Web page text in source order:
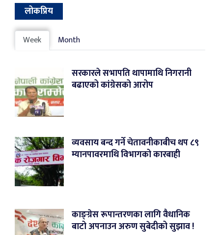
लोकप्रिय
Week Month
सरकारले सभापति थापामाथि निगरानी
बढाएको कांग्रेसको आरोप
व्यवसाय बन्द गर्ने चेतावनीकाबीच थप ८९
म्यानपावरमाथि विभागको कारबाही
काङ्ग्रेस रूपान्तरणका लागि वैधानिक
बाटो अपनाउन अरुण सुबेदीको सुझाव !